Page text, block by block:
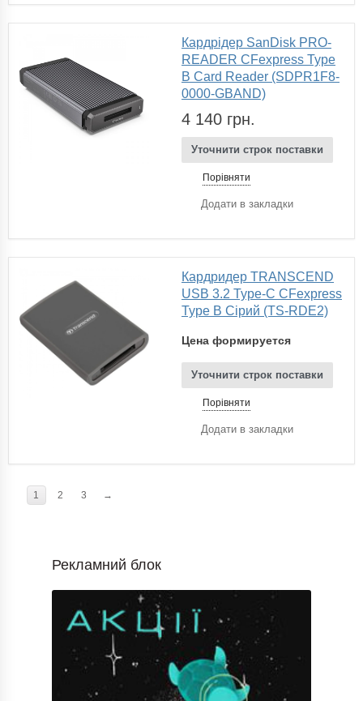
Кардрідер SanDisk PRO-
READER CFexpress Type
B Card Reader (SDPR1F8-
0000-GBAND)
4 140 грн.
Уточнити строк поставки
Порівняти
Додати в закладки
Кардридер TRANSCEND
USB 3.2 Type-C CFexpress
Type B Сірий (TS-RDE2)
Цена формируется
Уточнити строк поставки
Порівняти
Додати в закладки
1 2 3 →
Рекламний блок